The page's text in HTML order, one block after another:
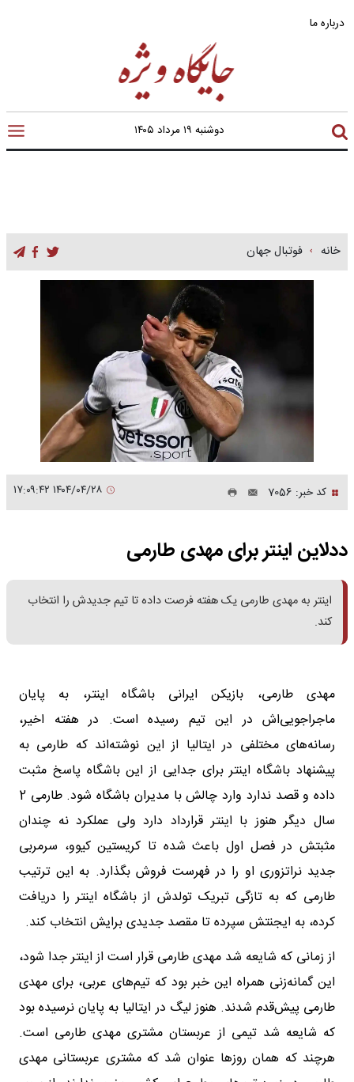
درباره ما
دوشنبه ۱۹ مرداد ۱۴۰۵
خانه فوتبال جهان
کد خبر: 7056
ددلاین اینتر برای مهدی طارمی
اینتر به مهدی طارمی یک هفته فرصت داده تا تیم جدیدش را انتخاب
کند.
مهدی طارمی، بازیکن ایرانی باشگاه اینتر، به پایان
ماجراجویی‌اش در این تیم رسیده است. در هفته اخیر،
رسانه‌های مختلفی در ایتالیا از این نوشته‌اند که طارمی به
پیشنهاد باشگاه اینتر برای جدایی از این باشگاه پاسخ مثبت
داده و قصد ندارد وارد چالش با مدیران باشگاه شود. طارمی 2
سال دیگر هنوز با اینتر قرارداد دارد ولی عملکرد نه چندان
مثبتش در فصل اول باعث شده تا کریستین کیوو، سرمربی
جدید نراتزوری او را در فهرست فروش بگذارد. به این ترتیب
طارمی که به تازگی تبریک تولدش از باشگاه اینتر را دریافت
کرده، به ایجنتش سپرده تا مقصد جدیدی برایش انتخاب کند.
از زمانی که شایعه شد مهدی طارمی قرار است از اینتر جدا شود،
این گمانه‌زنی همراه این خبر بود که تیم‌های عربی، برای مهدی
طارمی پیش‌قدم شدند. هنوز لیگ در ایتالیا به پایان نرسیده بود
که شایعه شد تیمی از عربستان مشتری مهدی طارمی است.
هرچند که همان روزها عنوان شد که مشتری عربستانی مهدی